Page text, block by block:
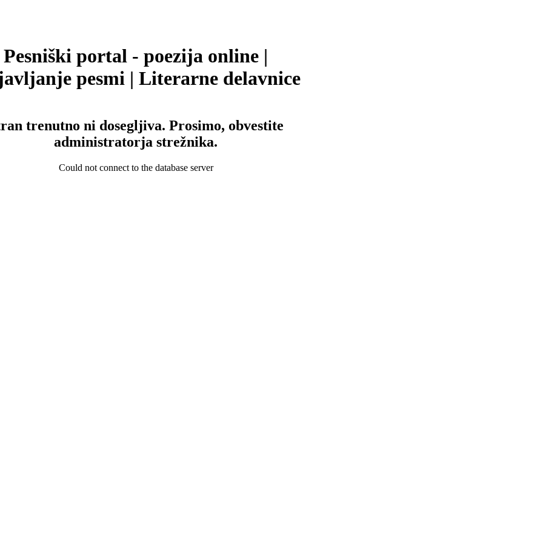
Pesniški portal - poezija online |
pesmi | Literarne delavnice
trenutno ni dosegljiva. Prosimo, obvestite
administratorja strežnika.
Could not connect to the database server